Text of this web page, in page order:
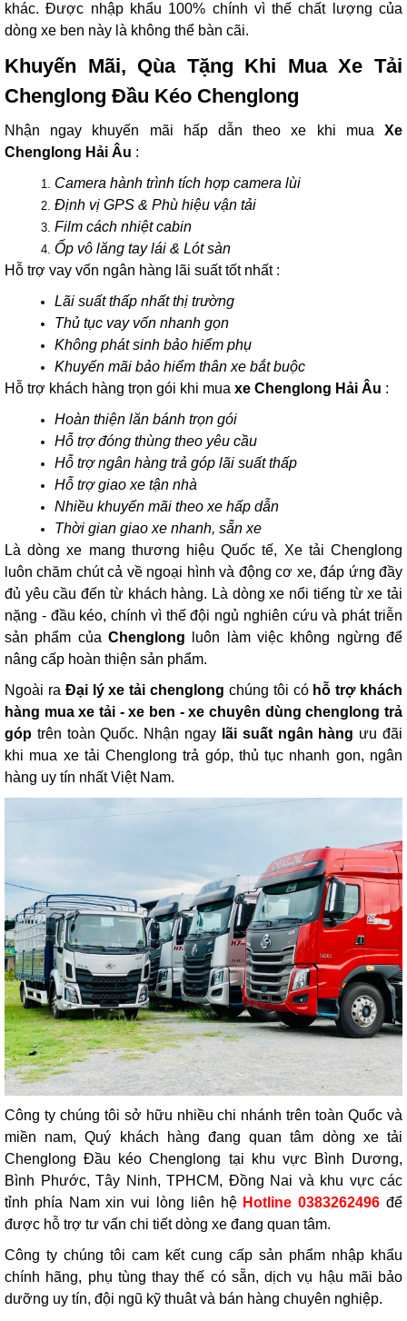
khác. Được nhập khẩu 100% chính vì thế chất lượng của
dòng xe ben này là không thể bàn cãi.
Khuyến Mãi, Qùa Tặng Khi Mua Xe Tải
Chenglong Đầu Kéo Chenglong
Nhận ngay khuyến mãi hấp dẫn theo xe khi mua Xe
Chenglong Hải Âu :
Camera hành trình tích hợp camera lùi
Định vị GPS & Phù hiệu vận tải
Film cách nhiệt cabin
Ốp vô lăng tay lái & Lót sàn
Hỗ trợ vay vốn ngân hàng lãi suất tốt nhất :
Lãi suất thấp nhất thị trường
Thủ tục vay vốn nhanh gọn
Không phát sinh bảo hiểm phụ
Khuyến mãi bảo hiểm thân xe bắt buộc
Hỗ trợ khách hàng trọn gói khi mua xe Chenglong Hải Âu :
Hoàn thiện lăn bánh trọn gói
Hỗ trợ đóng thùng theo yêu cầu
Hỗ trợ ngân hàng trả góp lãi suất thấp
Hỗ trợ giao xe tận nhà
Nhiều khuyến mãi theo xe hấp dẫn
Thời gian giao xe nhanh, sẵn xe
Là dòng xe mang thương hiệu Quốc tế, Xe tải Chenglong
luôn chăm chút cả về ngoại hình và động cơ xe, đáp ứng đầy
đủ yêu cầu đến từ khách hàng. Là dòng xe nổi tiếng từ xe tải
nặng - đầu kéo, chính vì thế đội ngủ nghiên cứu và phát triễn
sản phẩm của Chenglong luôn làm việc không ngừng để
nâng cấp hoàn thiện sản phẩm.
Ngoài ra Đại lý xe tải chenglong chúng tôi có hỗ trợ khách
hàng mua xe tải - xe ben - xe chuyên dùng chenglong trả
góp trên toàn Quốc. Nhận ngay lãi suất ngân hàng ưu đãi
khi mua xe tải Chenglong trả góp, thủ tục nhanh gon, ngân
hàng uy tín nhất Việt Nam.
Công ty chúng tôi sở hữu nhiều chi nhánh trên toàn Quốc và
miền nam, Quý khách hàng đang quan tâm dòng xe tải
Chenglong Đầu kéo Chenglong tại khu vực Bình Dương,
Bình Phước, Tây Ninh, TPHCM, Đồng Nai và khu vực các
tỉnh phía Nam xin vui lòng liên hệ Hotline 0383262496 để
được hỗ trợ tư vấn chi tiết dòng xe đang quan tâm.
Công ty chúng tôi cam kết cung cấp sản phẩm nhập khẩu
chính hãng, phụ tùng thay thế có sẵn, dịch vụ hậu mãi bảo
dưỡng uy tín, đội ngũ kỹ thuât và bán hàng chuyên nghiệp.